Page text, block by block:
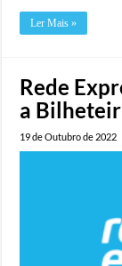
Ler Mais »
Rede
a
19 de Outubro de 2022